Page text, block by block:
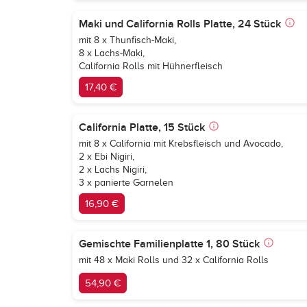
Maki und California Rolls Platte, 24 Stück
mit 8 x Thunfisch-Maki,
8 x Lachs-Maki,
California Rolls mit Hühnerfleisch
17,40 €
California Platte, 15 Stück
mit 8 x California mit Krebsfleisch und Avocado,
2 x Ebi Nigiri,
2 x Lachs Nigiri,
3 x panierte Garnelen
16,90 €
Gemischte Familienplatte 1, 80 Stück
mit 48 x Maki Rolls und 32 x California Rolls
54,90 €